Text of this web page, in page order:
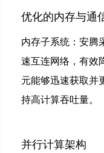
优化的内存与通
内存子系统：安腾
速互连网络，有效
元能够迅速获取并
持高计算吞吐量。
并行计算架构